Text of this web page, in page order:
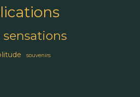
sensations
souvenirs